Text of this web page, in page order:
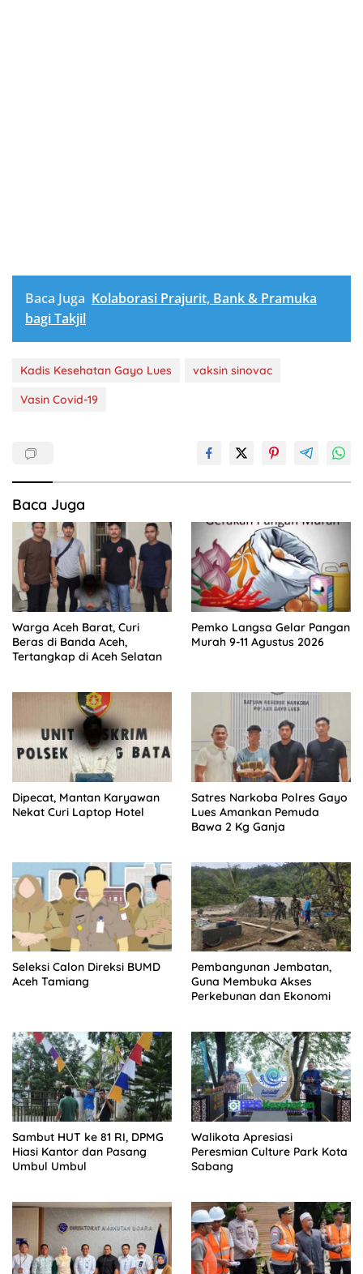
Baca Juga Kolaborasi Prajurit, Bank & Pramuka
bagi Takjil
Kadis Kesehatan Gayo Lues
vaksin sinovac
Vasin Covid-19
Baca Juga
Warga Aceh Barat, Curi
Beras di Banda Aceh,
Tertangkap di Aceh Selatan
Pemko Langsa Gelar Pangan
Murah 9-11 Agustus 2026
Dipecat, Mantan Karyawan
Nekat Curi Laptop Hotel
Satres Narkoba Polres Gayo
Lues Amankan Pemuda
Bawa 2 Kg Ganja
Seleksi Calon Direksi BUMD
Aceh Tamiang
Pembangunan Jembatan,
Guna Membuka Akses
Perkebunan dan Ekonomi
Sambut HUT ke 81 RI, DPMG
Hiasi Kantor dan Pasang
Umbul Umbul
Walikota Apresiasi
Peresmian Culture Park Kota
Sabang